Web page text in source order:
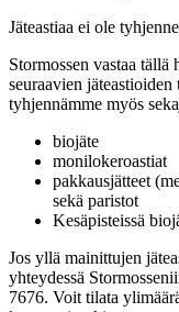
Jäteastiaa ei ole
Stormossen vastaa
seuraavien
tyhjennämme myös
biojäte
monilokeroastiat
pakkausjätteet
sekä paristot
Kesäpisteissä
Jos yllä mainittujen
yhteydessä
7676. Voit tilata